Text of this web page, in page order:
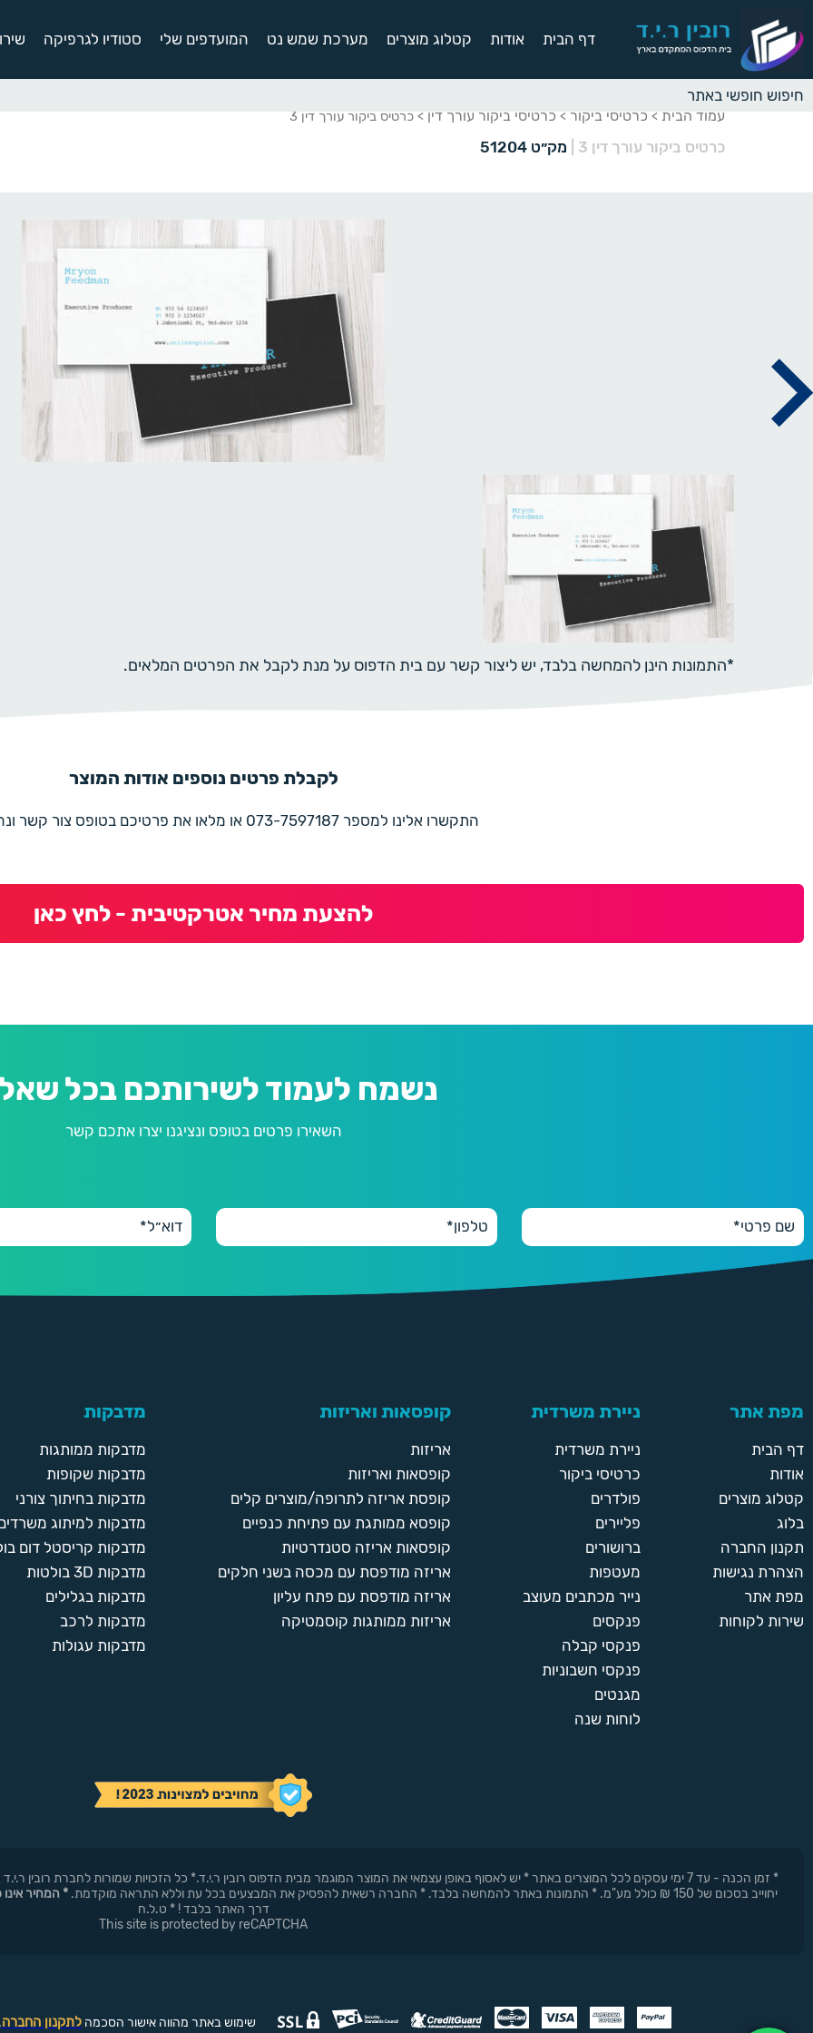
דף הבית אודות קטלוג מוצרים מערכת שמש נט המועדפים שלי סטודיו לגרפיקה
עמוד הבית > כרטיסי ביקור > כרטיסי ביקור עורך דין > כרטיס ביקור עורך דין 3
כרטיס ביקור עורך דין 3 מק״ט 51204
*התמונות הינן להמחשה בלבד, יש ליצור קשר עם בית הדפוס על מנת לקבל את הפרטים המלאים.
לקבלת פרטים נוספים אודות המוצר
התקשרו אלינו למספר 073-7597187 או מלאו את פרטיכם בטופס צור קשר ונחזור בהקדם
להצעת מחיר אטרקטיבית - לחץ כאן
נשמח לעמוד לשירותכם בכל
השאירו פרטים בטופס ונציגנו יצרו אתכם קשר
מפת אתר
דף הבית
אודות
קטלוג מוצרים
בלוג
תקנון החברה
הצהרת נגישות
מפת אתר
שירות לקוחות
ניירת משרדית
ניירת משרדית
כרטיסי ביקור
פולדרים
פליירים
ברושורים
מעטפות
נייר מכתבים מעוצב
פנקסים
פנקסי קבלה
פנקסי חשבוניות
מגנטים
לוחות שנה
קופסאות ואריזות
אריזות
קופסאות ואריזות
קופסת אריזה לתרופה/מוצרים קלים
קופסא ממותגת עם פתיחת כנפיים
קופסאות אריזה סטנדרטיות
אריזה מודפסת עם מכסה בשני חלקים
אריזה מודפסת עם פתח עליון
אריזות ממותגות קוסמטיקה
מדבקות
מדבקות ממותגות
מדבקות שקופות
מדבקות בחיתוך צורני
מדבקות למיתוג
מדבקות קריסטל דום
מדבקות 3D בולטות
מדבקות בגלילים
מדבקות לרכב
מדבקות עגולות
* זמן הכנה - עד 7 ימי עסקים לכל המוצרים באתר * יש לאסוף באופן עצמאי את המוצר המוגמר מבית הדפוס רובין ר.י.ד.* כל הזכויות שמורות לחברת
יחוייב בסכום של 150 ₪ כולל מע"מ. * התמונות באתר להמחשה בלבד. * החברה רשאית להפסיק את המבצעים בכל עת וללא התראה מוקדמת.
* המחיר
דרך האתר בלבד ! * ט.ל.ח
This site is protected by reCAPTCHA
שימוש באתר מהווה אישור הסכמהלתקנון החברה